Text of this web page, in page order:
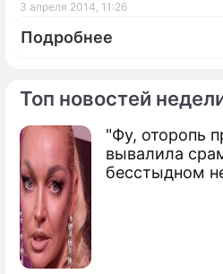
Топ новостей
"Фу, оторопь
вывалила
бесстыдном
3 апреля 2014, 11:26
Подробнее
По теме
Ослепшую Фриске
Отец Фриске
Малахова